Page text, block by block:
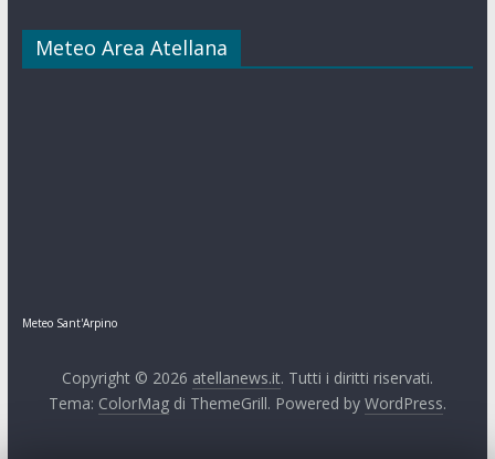
Meteo Area Atellana
Meteo Sant'Arpino
Copyright © 2026 atellanews.it. Tutti i diritti riservati.
Tema: ColorMagdi ThemeGrill. Powered by WordPress.